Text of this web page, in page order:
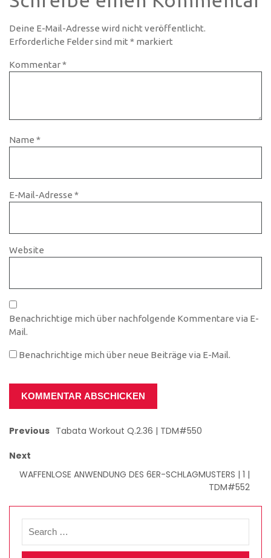
Deine E-Mail-Adresse wird nicht veröffentlicht.
Erforderliche Felder sind mit* markiert
Kommentar*
Name *
E-Mail-Adresse *
Website
Benachrichtige mich über nachfolgende Kommentare via E-
Mail.
Benachrichtige mich über neue Beiträge via E-Mail.
Previous Tabata Workout Q.2.36 | TDM#550
Next
WAFFENLOSE ANWENDUNG DES 6ER-SCHLAGMUSTERS | 1 |
TDM#552